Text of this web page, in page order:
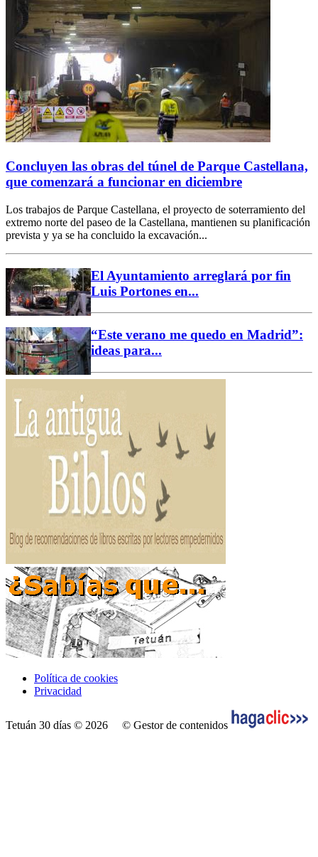
Concluyen las obras del túnel de Parque Castellana,
que comenzará a funcionar en diciembre
Los trabajos de Parque Castellana, el proyecto de soterramiento del
extremo norte del paseo de la Castellana, mantienen su planificación
prevista y ya se ha concluido la excavación...
El Ayuntamiento arreglará por fin
Luis Portones en...
“Este verano me quedo en Madrid”:
ideas para...
Política de cookies
Privacidad
Tetuán 30 días © 2026 © Gestor de contenidos